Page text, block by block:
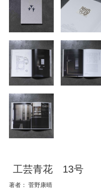
工芸青花 13号
著者： 菅野康晴